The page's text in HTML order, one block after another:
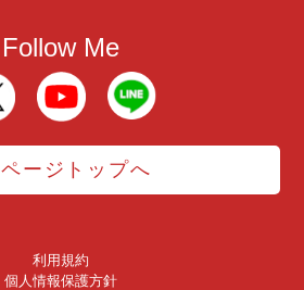
Follow Me
ページトップへ
利用規約
個人情報保護方針